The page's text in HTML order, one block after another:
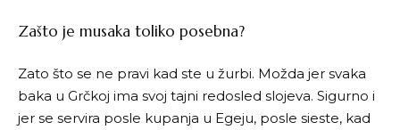
Zašto je musaka toliko posebna?
Zato što se ne pravi kad ste u žurbi. Možda jer svaka
baka u Grčkoj ima svoj tajni redosled slojeva. Sigurno i
jer se servira posle kupanja u Egeju, posle sieste, kad